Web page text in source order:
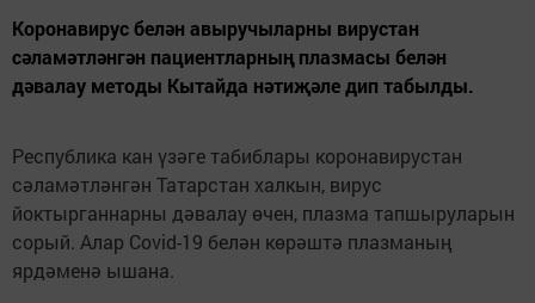
Коронавирус белән авыручыларны вирустан
сәламәтләнгән пациентларның плазмасы белән
дәвалау методы Кытайда нәтиҗәле дип табылды.
Республика кан үзәге табиблары коронавирустан
сәламәтләнгән Татарстан халкын, вирус
йоктырганнарны дәвалау өчен, плазма тапшыруларын
сорый. Алар Covid-19 белән көрәштә плазманың
ярдәменә ышана.